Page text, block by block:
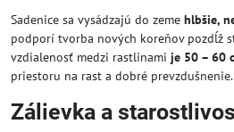
Sadenice sa vysádzajú do zeme hlbšie,
podporí tvorba nových koreňov pozdĺž
vzdialenosť medzi rastlinami je 50 – 60
priestoru na rast a dobré prevzdušnenie.
Zálievka a